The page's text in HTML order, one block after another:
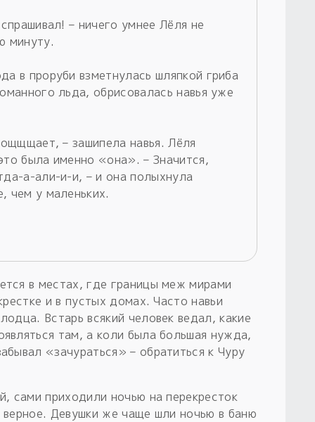
– ничего умнее Лёля не
минуту.
в проруби взметнулась шляпкой гриба
льда, обрисовалась навья уже
– зашипела навья. Лёля
была именно «она». – Значится,
а-али-и-и, – и она полыхнула
чем у маленьких.
в местах, где границы меж мирами
и в пустых домах. Часто навьи
Встарь всякий человек ведал, какие
там, а коли была большая нужда,
«зачураться» – обратиться к Чуру
сами приходили ночью на перекресток
Девушки же чаще шли ночью в баню